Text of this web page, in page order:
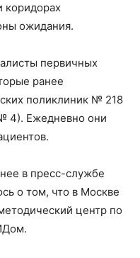
коридорах
ожидания.
первичных
ранее
поликлиник № 218
4). Ежедневно они
в пресс-службе
о том, что в Москве
центр по